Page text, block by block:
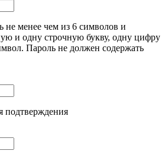
не менее чем из 6 символов и
и одну строчную букву, одну цифру
Пароль не должен содержать
подтверждения